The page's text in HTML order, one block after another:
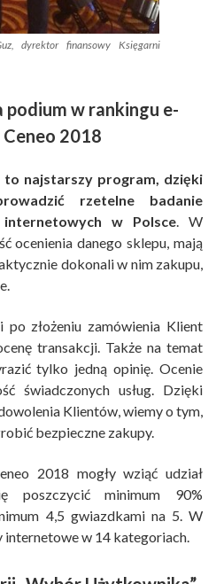
dyrektor finansowy Księgarni
podium w rankingu e-
2018
to najstarszy program, dzięki
rzetelne badanie
w Polsce . W
ocenienia danego sklepu, mają
dokonali w nim zakupu,
złożeniu zamówienia Klient
transakcji. Także na temat
tylko jedną opinię. Ocenie
świadczonych usług. Dzięki
Klientów, wiemy o tym,
bezpieczne zakupy.
2018 mogły wziąć udział
poszczycić minimum 90%
4,5 gwiazdkami na 5. W
w 14 kategoriach.